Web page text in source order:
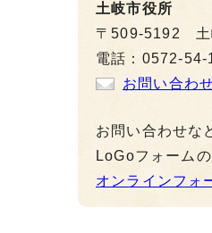
土岐市役所
〒509-5192 土
電話：0572-54-
お問い合わ
お問い合わせな
LoGoフォーム
オンラインフォ